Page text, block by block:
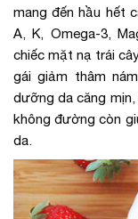
mang đến hầu hết
A, K, Omega-3,
chiếc mặt nạ trái
gái giảm thâm
dưỡng da căng
không đường còn
da.